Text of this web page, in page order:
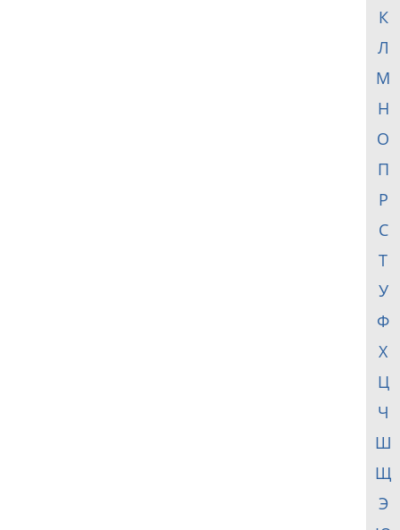
К
Л
М
Н
О
П
Р
С
Т
У
Ф
Х
Ц
Ч
Ш
Щ
Э